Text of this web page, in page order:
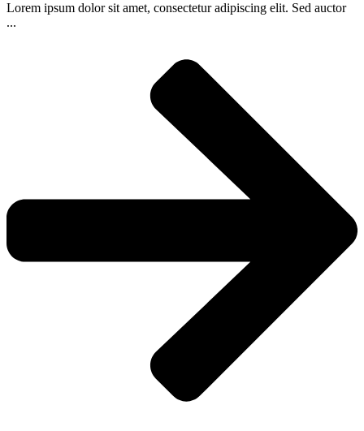
Lorem ipsum dolor sit amet, consectetur adipiscing elit. Sed auctor
...